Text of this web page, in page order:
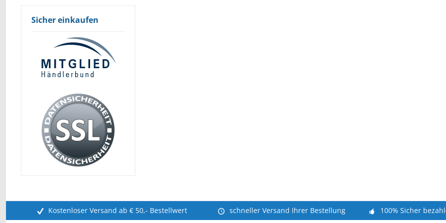
Sicher einkaufen
Kostenloser Versand ab € 50,- Bestellwert schneller Versand Ihrer Bestellung 100% Sicher